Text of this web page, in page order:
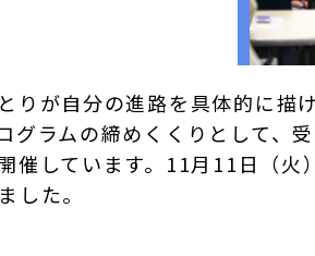
りが自分の進路を具体的に描
グラムの締めくくりとして、
催しています。11月11日（
した。